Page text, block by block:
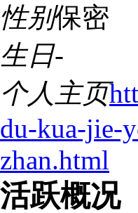
性别保密
生日-
个人主页
du-kua-jie-
zhan.html
活跃概况